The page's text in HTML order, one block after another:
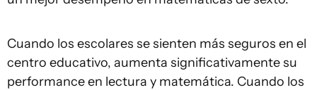
Cuando los escolares se sienten más seguros en el
centro educativo, aumenta significativamente su
performance en lectura y matemática. Cuando los